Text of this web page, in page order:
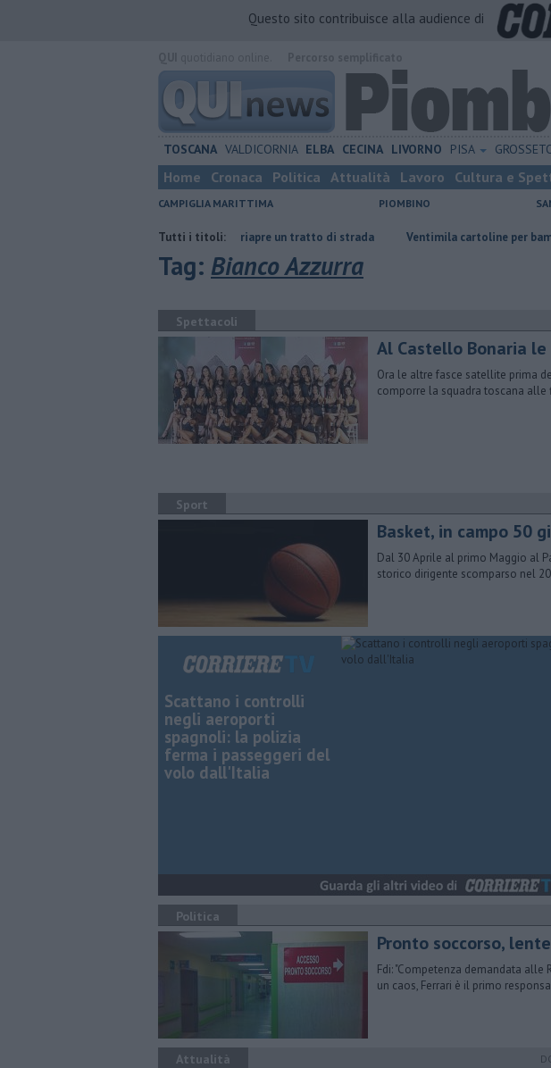
Questo sito contribuisce alla audience di
TOSCANA VALDICORNIA ELBA CECINA LIVORNO PISA
Home Cronaca Politica Attualità Lavoro Cultura e
CAMPIGLIA MARITTIMA PIOMBINO
Tutti i titoli:
Lavori in via Cerrini, riapre un tratto di strada Ventimila cartoline per bambini e
Tag: Bianco Azzurra
Spettacoli
Al Castello Bonaria
Ora le altre fasce satellite prima
comporre la squadra toscana
Sport
Basket, in campo 50
Dal 30 Aprile al primo Maggio al
storico dirigente scomparso nel
Scattano i controlli
negli aeroporti
spagnoli: la polizia
ferma i passeggeri del
volo dall'Italia
Politica
Pronto soccorso,
Fdi: "Competenza demandata alle
un caos, Ferrari è il primo
Attualità